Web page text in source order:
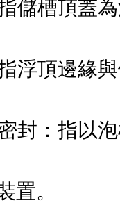
儲槽頂蓋
浮頂邊緣
封：指以
。